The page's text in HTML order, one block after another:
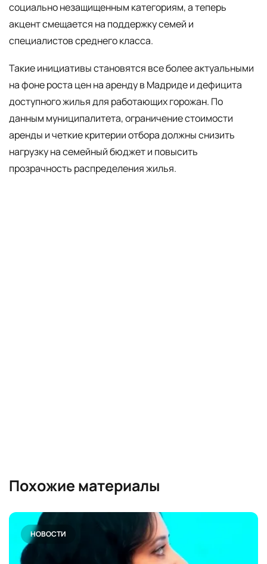
социально незащищенным категориям, а теперь
акцент смещается на поддержку семей и
специалистов среднего класса.
Такие инициативы становятся все более актуальными
на фоне роста цен на аренду в Мадриде и дефицита
доступного жилья для работающих горожан. По
данным муниципалитета, ограничение стоимости
аренды и четкие критерии отбора должны снизить
нагрузку на семейный бюджет и повысить
прозрачность распределения жилья.
Похожие материалы
НОВОСТИ